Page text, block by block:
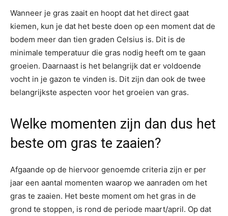
Wanneer je gras zaait en hoopt dat het direct gaat
kiemen, kun je dat het beste doen op een moment dat de
bodem meer dan tien graden Celsius is. Dit is de
minimale temperatuur die gras nodig heeft om te gaan
groeien. Daarnaast is het belangrijk dat er voldoende
vocht in je gazon te vinden is. Dit zijn dan ook de twee
belangrijkste aspecten voor het groeien van gras.
Welke momenten zijn dan dus het
beste om gras te zaaien?
Afgaande op de hiervoor genoemde criteria zijn er per
jaar een aantal momenten waarop we aanraden om het
gras te zaaien. Het beste moment om het gras in de
grond te stoppen, is rond de periode maart/april. Op dat